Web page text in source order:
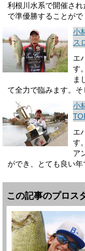
利根川水系で開催さ
で準優勝することがで
小
ス
エ
す
ま
て全力で臨みます。
小
エ
す
ア
ができ、とても良い
この記事のプロス